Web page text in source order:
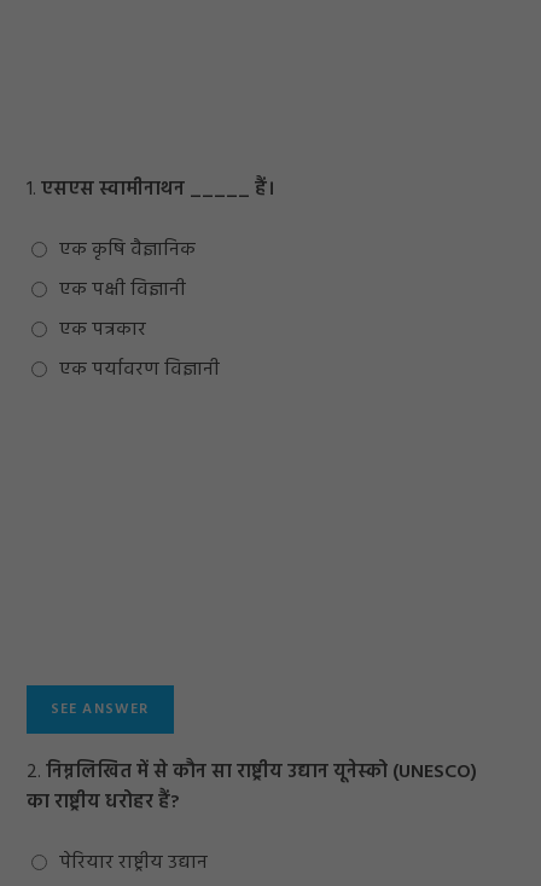
1.एसएस स्वामीनाथन _____ हैं।
एक कृषि वैज्ञानिक
एक पक्षी विज्ञानी
एक पत्रकार
एक पर्यावरण विज्ञानी
2.निम्नलिखित में से कौन सा राष्ट्रीय उद्यान यूनेस्को (UNESCO)
का राष्ट्रीय धरोहर हैं?
पेरियार राष्ट्रीय उद्यान